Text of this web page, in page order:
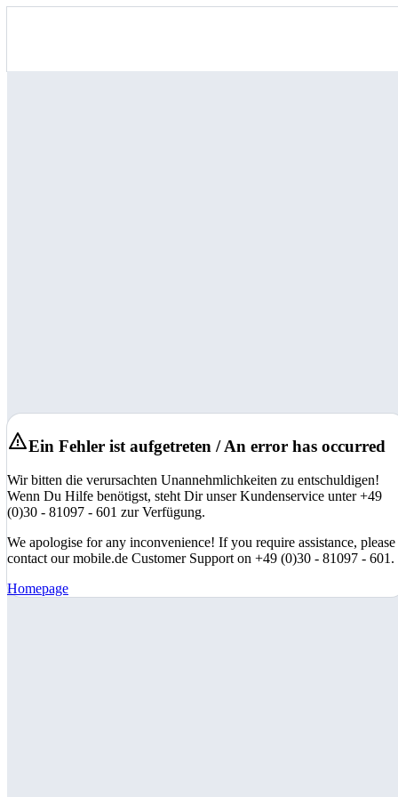
Ein Fehler ist aufgetreten / An error has occurred
Wir bitten die verursachten Unannehmlichkeiten zu entschuldigen!
Wenn Du Hilfe benötigst, steht Dir unser Kundenservice unter +49
(0)30 - 81097 - 601 zur Verfügung.
We apologise for any inconvenience! If you require assistance, please
contact our mobile.de Customer Support on +49 (0)30 - 81097 - 601.
Homepage